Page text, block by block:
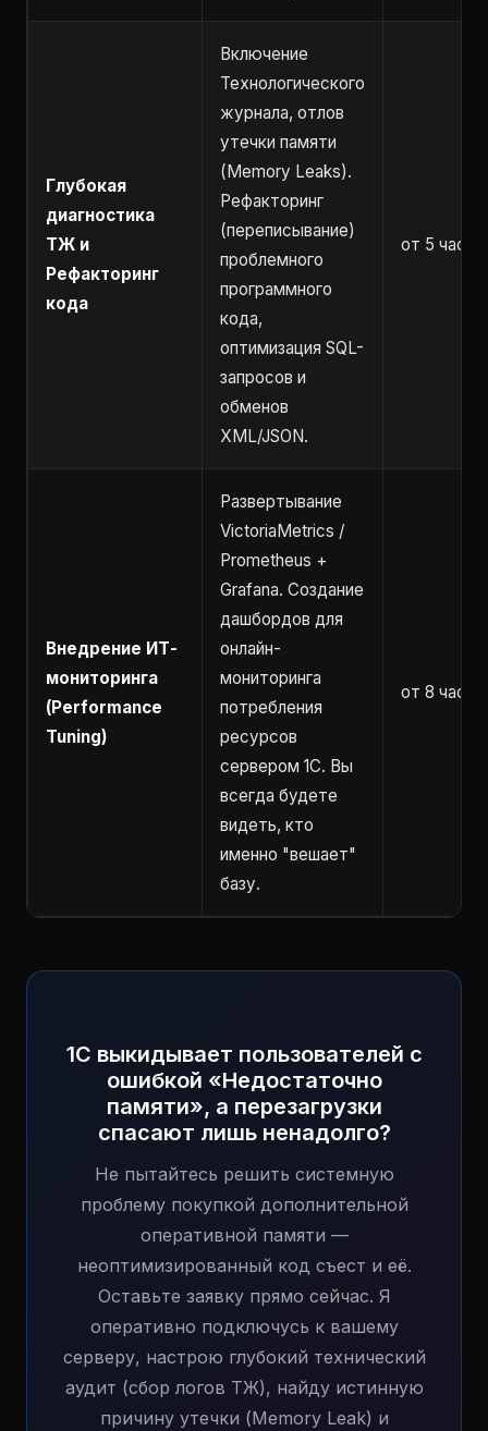
Глубокая
диагностика
ТЖ и
Рефакторинг
кода
Включение
Технологического
журнала, отлов
утечки памяти
(Memory Leaks).
Рефакторинг
(переписывание)
проблемного
программного
кода,
оптимизация SQL-
запросов и
обменов
XML/JSON.
от 5 часов
Внедрение ИТ-
мониторинга
(Performance
Tuning)
Развертывание
VictoriaMetrics /
Prometheus +
Grafana. Создание
дашбордов для
онлайн-
мониторинга
потребления
ресурсов
сервером 1С. Вы
всегда будете
видеть, кто
именно "вешает"
базу.
от 8 часов
1С выкидывает пользователей с
ошибкой «Недостаточно
памяти», а перезагрузки
спасают лишь ненадолго?
Не пытайтесь решить системную
проблему покупкой дополнительной
оперативной памяти —
неоптимизированный код съест и её.
Оставьте заявку прямо сейчас. Я
оперативно подключусь к вашему
серверу, настрою глубокий технический
аудит (сбор логов ТЖ), найду истинную
причину утечки (Memory Leak) и